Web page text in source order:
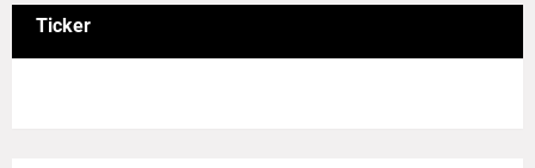
Ticker